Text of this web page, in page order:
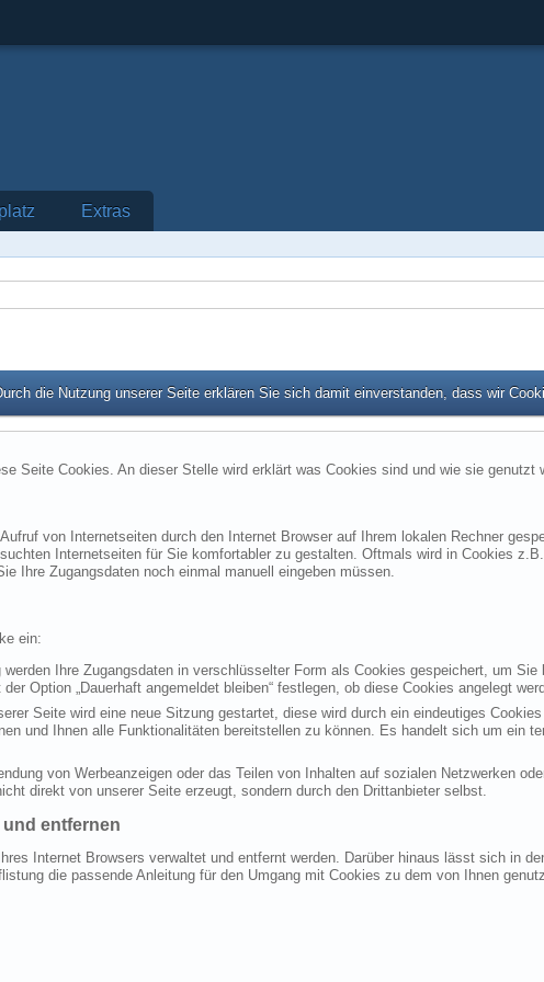
Extras
die Nutzung unserer Seite erklären Sie sich damit einverstanden, dass wir
Seite Cookies. An dieser Stelle wird erklärt was Cookies sind und wie sie genutzt
von Internetseiten durch den Internet Browser auf Ihrem lokalen Rechner
Internetseiten für Sie komfortabler zu gestalten. Oftmals wird in Cookies
Ihre Zugangsdaten noch einmal manuell eingeben müssen.
ein:
Ihre Zugangsdaten in verschlüsselter Form als Cookies gespeichert, um
Option „Dauerhaft angemeldet bleiben“ festlegen, ob diese Cookies angelegt
Seite wird eine neue Sitzung gestartet, diese wird durch ein eindeutiges
und Ihnen alle Funktionalitäten bereitstellen zu können. Es handelt sich um ein
von Werbeanzeigen oder das Teilen von Inhalten auf sozialen Netzwerken
direkt von unserer Seite erzeugt, sondern durch den Drittanbieter selbst.
entfernen
Internet Browsers verwaltet und entfernt werden. Darüber hinaus lässt sich in
die passende Anleitung für den Umgang mit Cookies zu dem von Ihnen